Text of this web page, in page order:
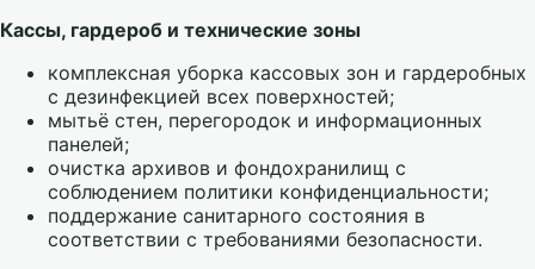
Кассы, гардероб и технические зоны
комплексная уборка кассовых зон и гардеробных
с дезинфекцией всех поверхностей;
мытьё стен, перегородок и информационных
панелей;
очистка архивов и фондохранилищ с
соблюдением политики конфиденциальности;
поддержание санитарного состояния в
соответствии с требованиями безопасности.